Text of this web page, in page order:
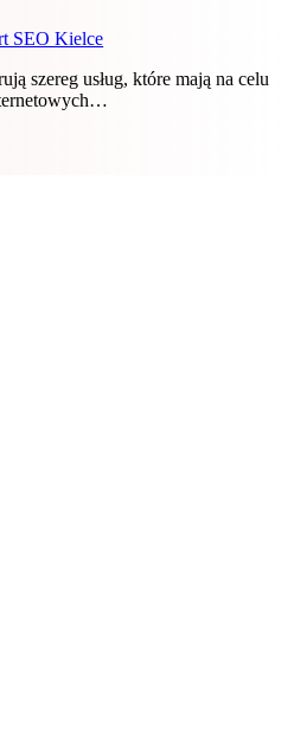
SEO Kielce
szereg usług, które mają na celu